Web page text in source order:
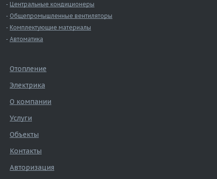
Центральные кондиционеры
Общепромышленные вентиляторы
Комплектующие материалы
Автоматика
Отопление
Электрика
О компании
Услуги
Объекты
Контакты
Авторизация